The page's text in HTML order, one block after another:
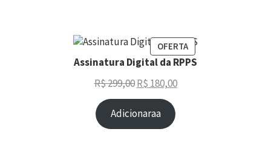
OFERTA
Assinatura Digital da RPPS
R$299,00 R$ 180,00
Adicionaraa